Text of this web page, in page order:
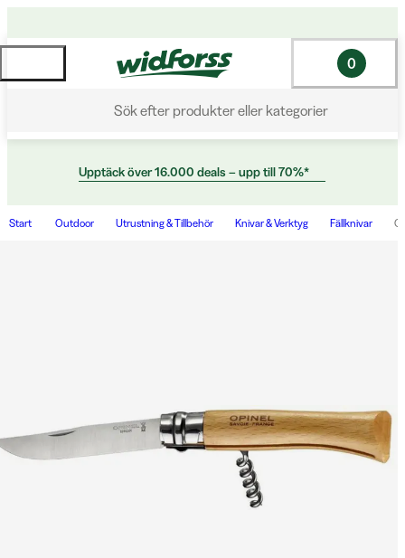
Sök efter produkter eller kategorier
0
Upptäck över 16.000 deals – upp till 70%*
Start Outdoor Utrustning & Tillbehör Knivar & Verktyg Fällknivar